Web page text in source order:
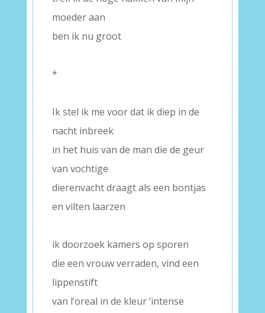
moeder aan
ben ik nu groot
*
Ik stel ik me voor dat ik diep in de
nacht inbreek
in het huis van de man die de geur
van vochtige
dierenvacht draagt als een bontjas
en vilten laarzen
ik doorzoek kamers op sporen
die een vrouw verraden, vind een
lippenstift
van l’oreal in de kleur ‘intense